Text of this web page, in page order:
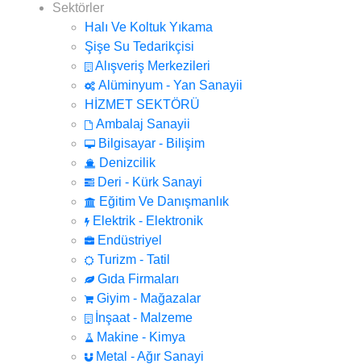
Sektörler
Halı Ve Koltuk Yıkama
Şişe Su Tedarikçisi
Alışveriş Merkezileri
Alüminyum - Yan Sanayii
HİZMET SEKTÖRÜ
Ambalaj Sanayii
Bilgisayar - Bilişim
Denizcilik
Deri - Kürk Sanayi
Eğitim Ve Danışmanlık
Elektrik - Elektronik
Endüstriyel
Turizm - Tatil
Gıda Firmaları
Giyim - Mağazalar
İnşaat - Malzeme
Makine - Kimya
Metal - Ağır Sanayi